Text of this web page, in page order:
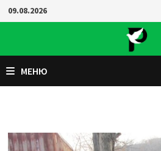
Перейти
к
09.08.2026
МЕНЮ